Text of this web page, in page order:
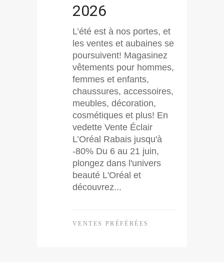
2026
L’été est à nos portes, et
les ventes et aubaines se
poursuivent! Magasinez
vêtements pour hommes,
femmes et enfants,
chaussures, accessoires,
meubles, décoration,
cosmétiques et plus! En
vedette Vente Éclair
L’Oréal Rabais jusqu'à
-80% Du 6 au 21 juin,
plongez dans l'univers
beauté L'Oréal et
découvrez...
VENTES PRÉFÉRÉES